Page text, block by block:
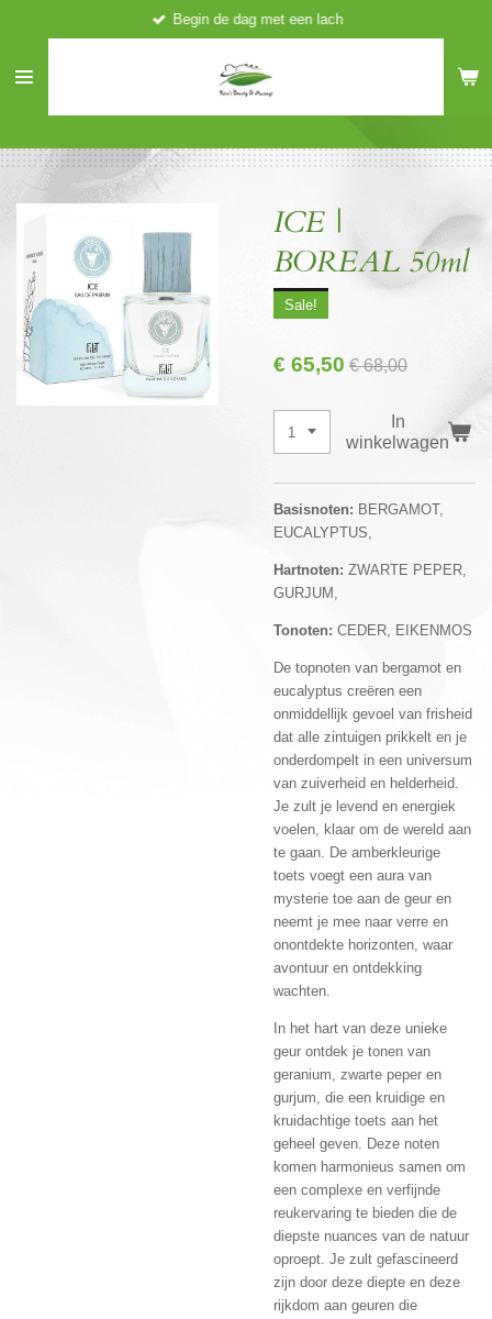
naar
hoofdinhoud
Begin de dag met een lach
ICE |
BOREAL 50ml
Sale!
€ 65,50 € 68,00
In
winkelwagen
Basisnoten: BERGAMOT,
EUCALYPTUS,
Hartnoten: ZWARTE PEPER,
GURJUM,
Tonoten: CEDER, EIKENMOS
De topnoten van bergamot en
eucalyptus creëren een
onmiddellijk gevoel van frisheid
dat alle zintuigen prikkelt en je
onderdompelt in een universum
van zuiverheid en helderheid.
Je zult je levend en energiek
voelen, klaar om de wereld aan
te gaan. De amberkleurige
toets voegt een aura van
mysterie toe aan de geur en
neemt je mee naar verre en
onontdekte horizonten, waar
avontuur en ontdekking
wachten.
In het hart van deze unieke
geur ontdek je tonen van
geranium, zwarte peper en
gurjum, die een kruidige en
kruidachtige toets aan het
geheel geven. Deze noten
komen harmonieus samen om
een ​​complexe en verfijnde
reukervaring te bieden die de
diepste nuances van de natuur
oproept. Je zult gefascineerd
zijn door deze diepte en deze
rijkdom aan geuren die